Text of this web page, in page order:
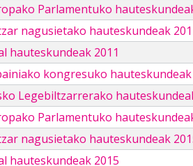
Parlamentuko
nagusietako hauteskundeak
hauteskundeak 2011
kongresuko hauteskundeak
Legebiltzarrerako
Parlamentuko
nagusietako hauteskundeak
hauteskundeak 2015